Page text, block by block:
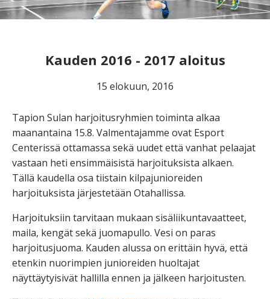
Kauden 2016 - 2017 aloitus
15 elokuun, 2016
Tapion Sulan harjoitusryhmien toiminta alkaa
maanantaina 15.8. Valmentajamme ovat Esport
Centerissä ottamassa sekä uudet että vanhat pelaajat
vastaan heti ensimmäisistä harjoituksista alkaen.
Tällä kaudella osa tiistain kilpajunioreiden
harjoituksista järjestetään Otahallissa.
Harjoituksiin tarvitaan mukaan sisäliikuntavaatteet,
maila, kengät sekä juomapullo. Vesi on paras
harjoitusjuoma. Kauden alussa on erittäin hyvä, että
etenkin nuorimpien junioreiden huoltajat
näyttäytyisivät hallilla ennen ja jälkeen harjoitusten.